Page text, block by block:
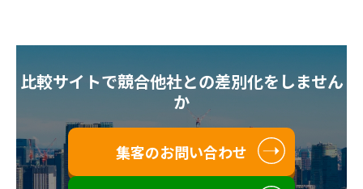
比較サイトで競合他社との差別化をしません
か
集客のお問い合わせ